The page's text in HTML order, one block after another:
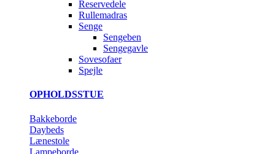
Reservedele
Rullemadras
Senge
Sengeben
Sengegavle
Sovesofaer
Spejle
OPHOLDSSTUE
Bakkeborde
Daybeds
Lænestole
Lampeborde